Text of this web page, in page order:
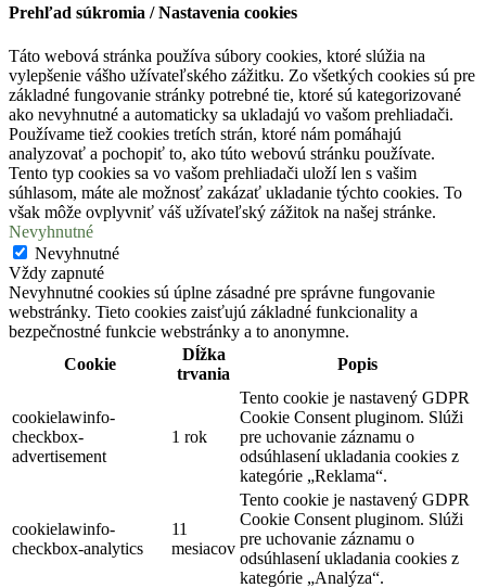
Prehľad súkromia / Nastavenia cookies
Táto webová stránka používa súbory cookies, ktoré slúžia na
vylepšenie vášho užívateľského zážitku. Zo všetkých cookies sú pre
základné fungovanie stránky potrebné tie, ktoré sú kategorizované
ako nevyhnutné a automaticky sa ukladajú vo vašom prehliadači.
Používame tiež cookies tretích strán, ktoré nám pomáhajú
analyzovať a pochopiť to, ako túto webovú stránku používate.
Tento typ cookies sa vo vašom prehliadači uloží len s vašim
súhlasom, máte ale možnosť zakázať ukladanie týchto cookies. To
však môže ovplyvniť váš užívateľský zážitok na našej stránke.
Nevyhnutné
Nevyhnutné
Vždy zapnuté
Nevyhnutné cookies sú úplne zásadné pre správne fungovanie
webstránky. Tieto cookies zaisťujú základné funkcionality a
bezpečnostné funkcie webstránky a to anonymne.
Cookie
Dĺžka
trvania
Popis
cookielawinfo-
checkbox-
advertisement
1 rok
Tento cookie je nastavený GDPR
Cookie Consent pluginom. Slúži
pre uchovanie záznamu o
odsúhlasení ukladania cookies z
kategórie „Reklama“.
cookielawinfo-
checkbox-analytics
11
mesiacov
Tento cookie je nastavený GDPR
Cookie Consent pluginom. Slúži
pre uchovanie záznamu o
odsúhlasení ukladania cookies z
kategórie „Analýza“.